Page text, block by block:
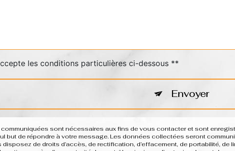
les conditions particulières ci-dessous **
Envoyer
sont nécessaires aux fins de vous contacter et sont
but de répondre à votre message. Les données collectées seront
disposez de droits d’accès, de rectification, d’effacement, de portabilité,